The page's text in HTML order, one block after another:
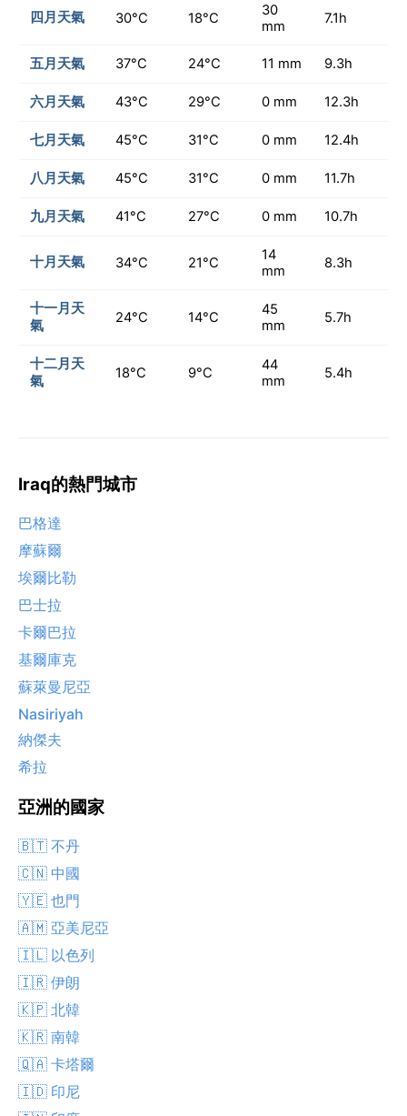
四月天氣 30°C 18°C
30
mm
7.1h
五月天氣 37°C 24°C 11 mm 9.3h
六月天氣 43°C 29°C 0 mm 12.3h
七月天氣 45°C 31°C 0 mm 12.4h
八月天氣 45°C 31°C 0 mm 11.7h
九月天氣 41°C 27°C 0 mm 10.7h
十月天氣 34°C 21°C
14
mm
8.3h
十一月天
氣
24°C 14°C
45
mm
5.7h
十二月天
氣
18°C 9°C
44
mm
5.4h
Iraq的熱門城市
巴格達
摩蘇爾
埃爾比勒
巴士拉
卡爾巴拉
基爾庫克
蘇萊曼尼亞
Nasiriyah
納傑夫
希拉
亞洲的國家
🇧🇹 不丹
🇨🇳 中國
🇾🇪 也門
🇦🇲 亞美尼亞
🇮🇱 以色列
🇮🇷 伊朗
🇰🇵 北韓
🇰🇷 南韓
🇶🇦 卡塔爾
🇮🇩 印尼